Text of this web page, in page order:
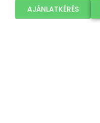
AJÁNLATKÉRÉS